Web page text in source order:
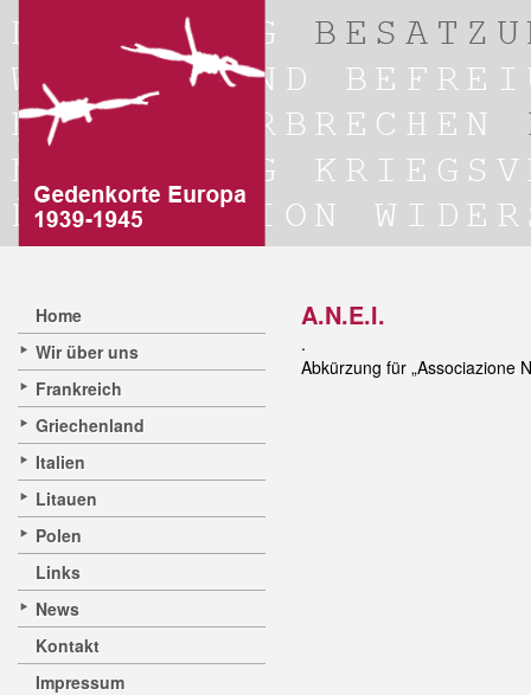
Home
Wir über uns
Frankreich
Griechenland
Italien
Litauen
Polen
Links
News
Kontakt
Impressum
A.N.E.I.
.
Abkürzung für „Associazione